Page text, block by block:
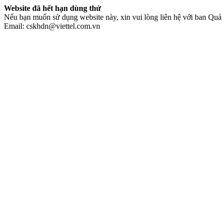
Website đã hết hạn dùng thử
Nếu bạn muốn sử dụng website này, xin vui lòng liên hệ với ban
Email: cskhdn@viettel.com.vn